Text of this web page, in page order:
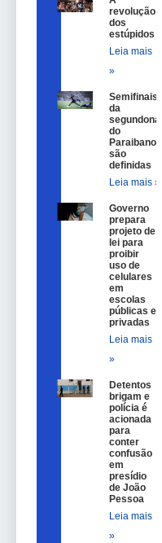
revolução
dos
estúpidos
Leia mais
»
Semifinais
da
segundona
do
Paraibano
são
definidas
Leia mais »
Governo
prepara
projeto de
lei para
proibir
uso de
celulares
em
escolas
públicas e
privadas
Leia mais
»
Detentos
brigam e
polícia é
acionada
para
conter
confusão
em
presídio
de João
Pessoa
Leia mais
»